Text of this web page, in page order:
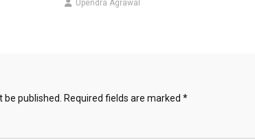
Upendra Agrawal
published. Required fields are marked *